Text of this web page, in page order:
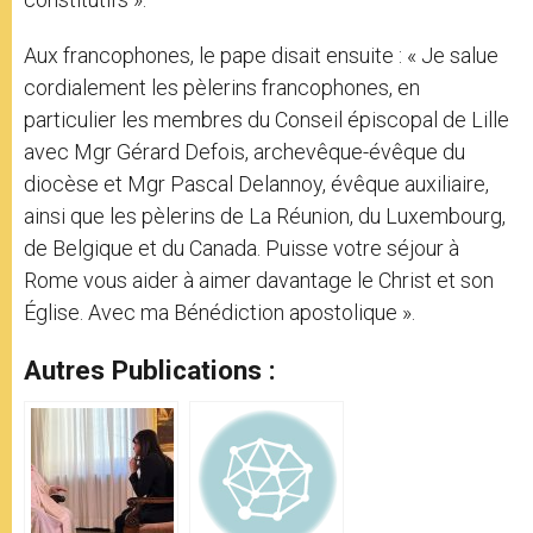
Aux francophones, le pape disait ensuite : « Je salue
cordialement les pèlerins francophones, en
particulier les membres du Conseil épiscopal de Lille
avec Mgr Gérard Defois, archevêque-évêque du
diocèse et Mgr Pascal Delannoy, évêque auxiliaire,
ainsi que les pèlerins de La Réunion, du Luxembourg,
de Belgique et du Canada. Puisse votre séjour à
Rome vous aider à aimer davantage le Christ et son
Église. Avec ma Bénédiction apostolique ».
Autres Publications :